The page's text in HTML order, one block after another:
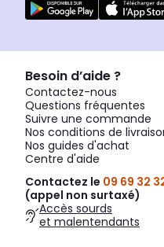
Besoin d’aide ?
Contactez-nous
Questions fréquentes
Suivre une commande
Nos conditions de
Nos guides d'achat
Centre d'aide
Contactez le 09 69 32
(appel non surtaxé)
Accès sourds
et malentendants